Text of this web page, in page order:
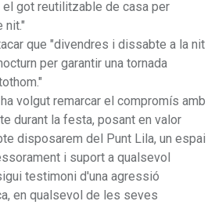
got reutilitzable de casa per
nit."
que "divendres i dissabte a la nit
per garantir una tornada
volgut remarcar el compromís amb
durant la festa, posant en valor
disposarem del Punt Lila, un espai
i suport a qualsevol
testimoni d'una agressió
en qualsevol de les seves